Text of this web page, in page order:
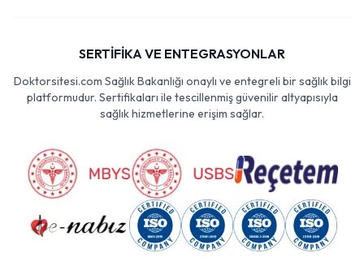
SERTİFİKA VE ENTEGRASYONLAR
Doktorsitesi.com Sağlık Bakanlığı onaylı ve entegreli bir sağlık bilgi
platformudur. Sertifikaları ile tescillenmiş güvenilir altyapısıyla
sağlık hizmetlerine erişim sağlar.